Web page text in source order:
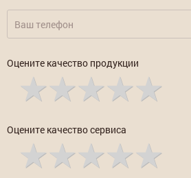
Оцените качество продукции
Оцените качество сервиса